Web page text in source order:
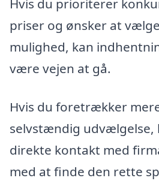
Hvis du prioriterer
priser og ønsker at
mulighed, kan
være vejen at gå.
Hvis du foretrækker
selvstændig udvælgelse,
direkte kontakt med
med at finde den rette